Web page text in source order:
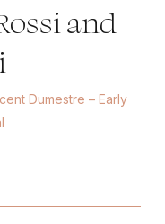
and
Dumestre – Early